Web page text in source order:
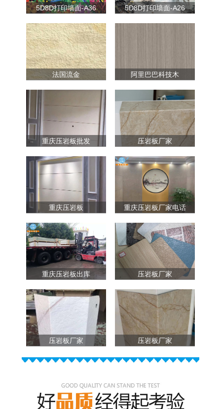
5D8D打印墙面-A36 5D8D打印墙面-A26
法国流金 阿里巴巴科技木
重庆压岩板批发 压岩板厂家
重庆压岩板 重庆压岩板厂家电话
重庆压岩板出库 压岩板厂家
压岩板厂家 压岩板厂家